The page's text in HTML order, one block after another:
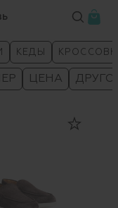
КЕДЫ
ЦЕНА